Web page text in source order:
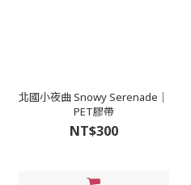
北國小夜曲 Snowy Serenade｜
PET膠帶
NT$300